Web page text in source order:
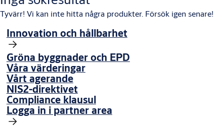
Tyvärr! Vi kan inte hitta några produkter. Försök igen senare!
Innovation och hållbarhet
Gröna byggnader och EPD
Våra värderingar
Vårt agerande
NIS2-direktivet
Compliance klausul
Logga in i partner area